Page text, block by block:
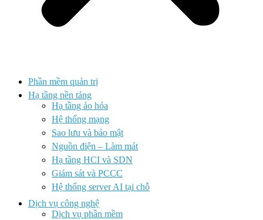
Phần mềm quản trị
Hạ tầng nền tảng
Hạ tầng ảo hóa
Hệ thống mạng
Sao lưu và bảo mật
Nguồn điện – Làm mát
Hạ tầng HCI và SDN
Giám sát và PCCC
Hệ thống server AI tại chỗ
Dịch vụ công nghệ
Dịch vụ phần mềm